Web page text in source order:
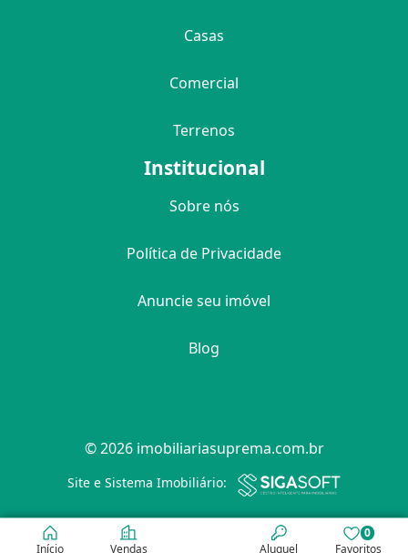
Filtro
Casas
Comercial
Terrenos
Institucional
Sobre nós
Política de Privacidade
Anuncie seu imóvel
Blog
© 2026 imobiliariasuprema.com.br
Site e Sistema Imobiliário:
Início Vendas Aluguel
0
Favoritos